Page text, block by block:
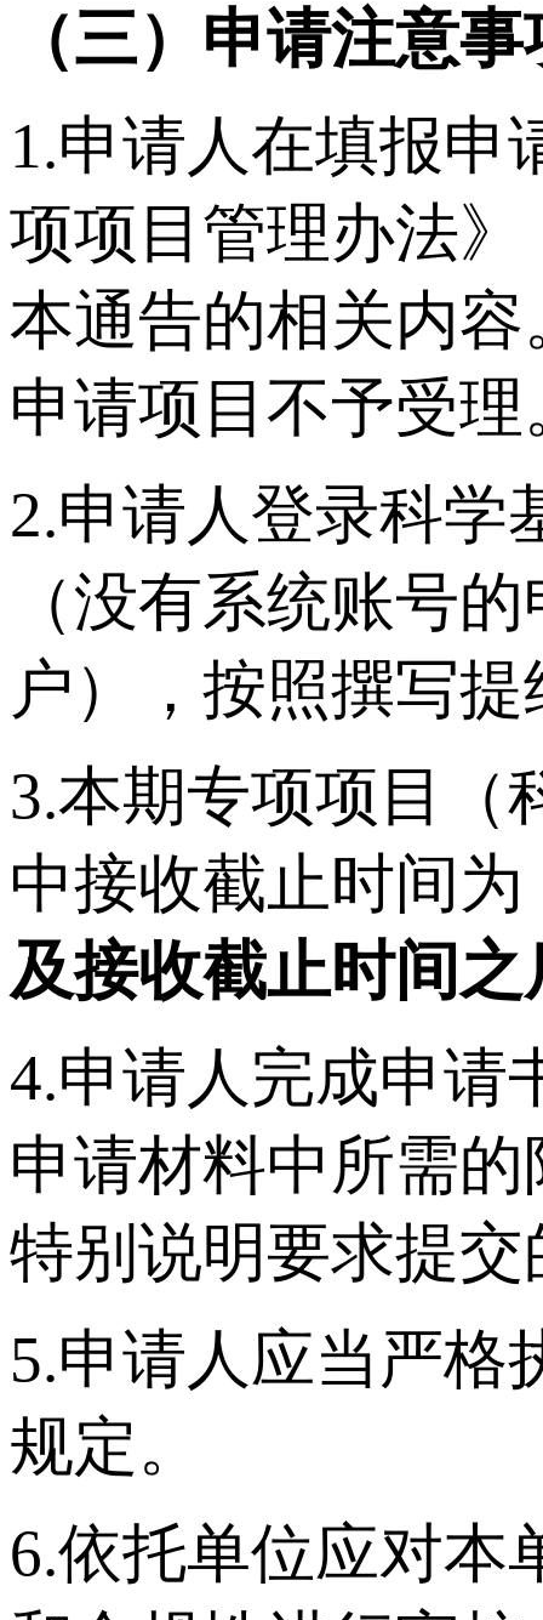
（三）申请注意
1.申请人在填报申
项项目管理办法
本通告的相关内
申请项目不予受理
2.申请人登录科学
（没有系统账号
户），按照撰写
3.本期专项项目（
中接收截止时间为
及接收截止时间
4.申请人完成申请
申请材料中所需
特别说明要求提
5.申请人应当严格
规定。
6.依托单位应对本